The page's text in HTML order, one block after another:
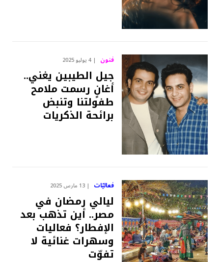
فنون 4 يوليو 2025
جيل الطيبين يغني..
أغانٍ رسمت ملامح
طفولتنا وتنبض
برائحة الذكريات
فعاليّات 13 مارس 2025
ليالي رمضان في
مصر.. أين تذهب بعد
الإفطار؟ فعاليات
وسهرات غنائية لا
تفوّت